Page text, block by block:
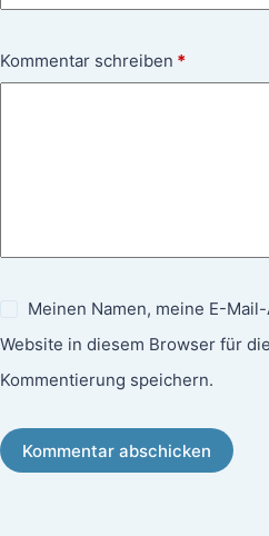
Kommentar schreiben *
Meinen Namen, meine E-
Website in diesem Browser für
Kommentierung speichern.
Kommentar abschicken